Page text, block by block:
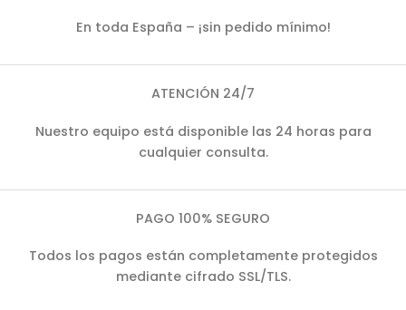
En toda España – ¡sin pedido mínimo!
ATENCIÓN 24/7
Nuestro equipo está disponible las 24 horas para
cualquier consulta.
PAGO 100% SEGURO
Todos los pagos están completamente protegidos
mediante cifrado SSL/TLS.